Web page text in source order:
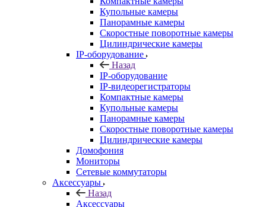
Купольные камеры
Панорамные камеры
Скоростные поворотные камеры
Цилиндрические камеры
IP-оборудование
Назад
IP-оборудование
IP-видеорегистраторы
Компактные камеры
Купольные камеры
Панорамные камеры
Скоростные поворотные камеры
Цилиндрические камеры
Домофония
Мониторы
Сетевые коммутаторы
Аксессуары
Назад
Аксессуары